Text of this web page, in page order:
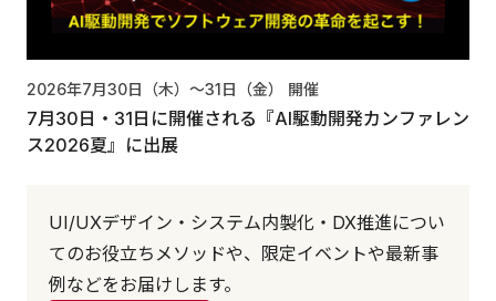
2026年7月30日（木）〜31日（金） 開催
7月30日・31日に開催される『AI駆動開発カンファレン
ス2026夏』に出展
UI/UXデザイン・システム内製化・DX推進につい
てのお役立ちメソッドや、限定イベントや最新事
例などをお届けします。